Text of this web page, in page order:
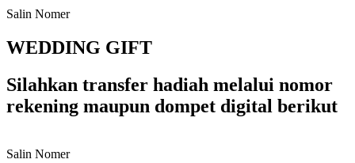
Salin Nomer
WEDDING GIFT
Silahkan transfer hadiah melalui nomor
rekening maupun dompet digital berikut
Salin Nomer